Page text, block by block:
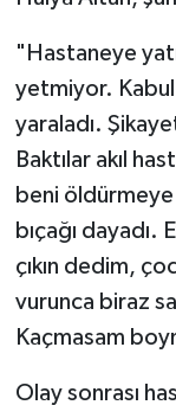
"Hastaneye
yetmiyor.
yaraladı.
Baktılar akıl
beni öldürmeye
bıçağı
çıkın dedim,
vurunca biraz
Kaçmasam
Olay sonrası